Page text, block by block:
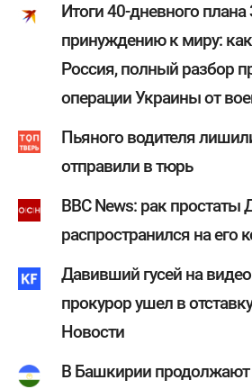
Итоги 40-дневного плана
принуждению к миру:
Россия, полный разбор
операции Украины от
Пьяного водителя
отправили в тюрь
BBC News: рак
распространился на его
Давивший гусей на видео
прокурор ушел в
Новости
В Башкирии продолжают